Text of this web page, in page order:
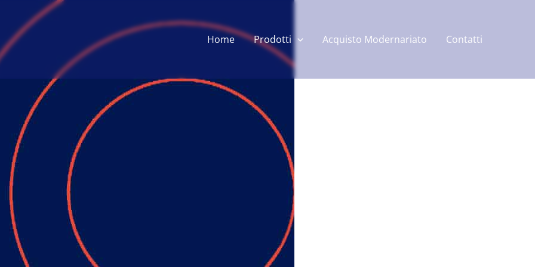
Home Prodotti Acquisto Modernariato Contatti